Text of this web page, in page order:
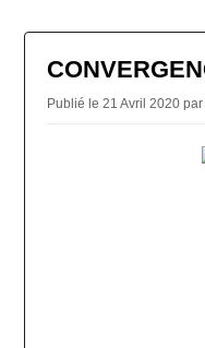
Publié le 21 Avril 2020